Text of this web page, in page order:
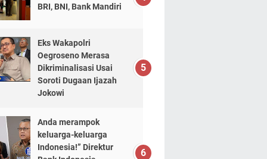
BRI, BNI, Bank Mandiri
Eks Wakapolri
Oegroseno Merasa
Dikriminalisasi Usai
Soroti Dugaan Ijazah
Jokowi
Anda merampok
keluarga-keluarga
Indonesia!” Direktur